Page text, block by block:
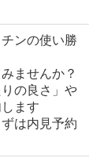
ンの使い勝
ませんか？
の良さ」や
ます
は内見予約